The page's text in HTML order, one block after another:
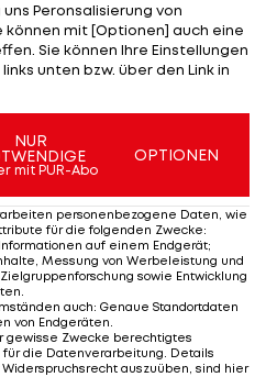
VON 24
uns Peronsalisierung von
können mit [Optionen] auch eine
Sie können Ihre Einstellungen
unten bzw. über den Link in
NUR
mit PUR-Abo
OPTIONEN
personenbezogene Daten, wie
für die folgenden Zwecke:
auf einem Endgerät;
Messung von Werbeleistung und
sowie Entwicklung
.
auch: Genaue Standortdaten
von Endgeräten.
gewisse Zwecke berechtigtes
die Datenverarbeitung. Details
auszuüben, sind hier